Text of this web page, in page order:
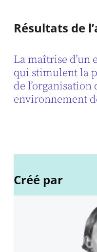
Résultats de
La maîtrise d’un
qui stimulent la
de l’organisation
environnement
Créé par